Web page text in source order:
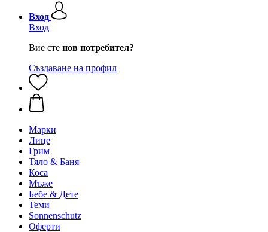
Вход
Вход
Вие сте нов потребител?
Създаване на профил
Марки
Лице
Грим
Тяло & Баня
Коса
Мъже
Бебе & Дете
Теми
Sonnenschutz
Оферти